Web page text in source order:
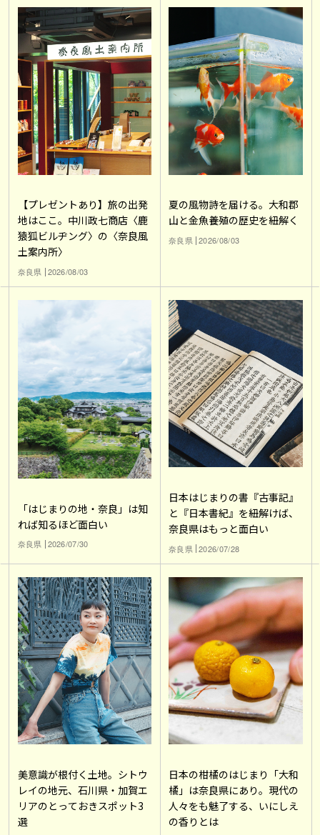
【プレゼントあり】旅の出発
地はここ。中川政七商店〈鹿
猿狐ビルヂング〉の〈奈良風
土案内所〉
奈良県 2026/08/03
夏の風物詩を届ける。大和郡
山と金魚養殖の歴史を紐解く
奈良県 2026/08/03
「はじまりの地・奈良」は知
れば知るほど面白い
奈良県 2026/07/30
日本はじまりの書『古事記』
と『日本書紀』を紐解けば、
奈良県はもっと面白い
奈良県 2026/07/28
美意識が根付く土地。シトウ
レイの地元、石川県・加賀エ
リアのとっておきスポット3
選
日本の柑橘のはじまり「大和
橘」は奈良県にあり。現代の
人々をも魅了する、いにしえ
の香りとは